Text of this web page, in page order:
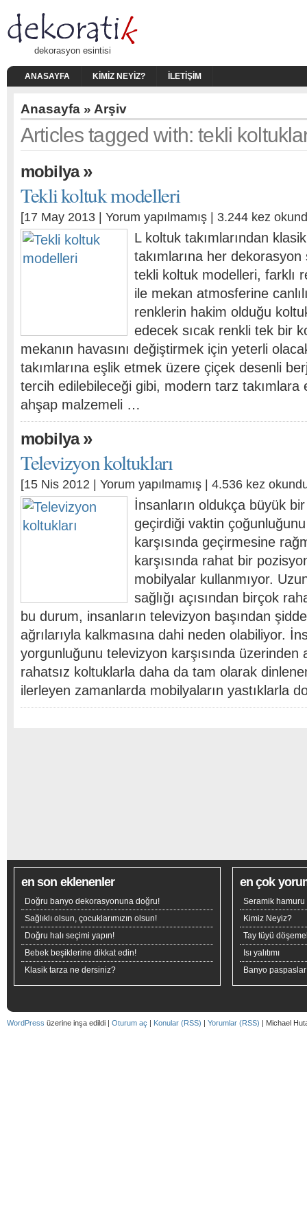
dekorasyon esintisi
ANASAYFA KIMIZ NEYIZ? İLETIŞIM
Anasayfa » Arşiv
Articles tagged with: tekli
mobilya»
Tekli koltuk modelleri
[17 May 2013 | Yorum yapılmamış | 3.244 kez
L koltuk takımlarından
takımlarına her dekorasyon
tekli koltuk modelleri, farklı
ile mekan atmosferine
renklerin hakim olduğu
edecek sıcak renkli tek bir
mekanın havasını değiştirmek için yeterli
takımlarına eşlik etmek üzere çiçek desenli
tercih edilebileceği gibi, modern tarz takımlara
ahşap malzemeli …
mobilya»
Televizyon koltukları
[15 Nis 2012 | Yorum yapılmamış | 4.536 kez
İnsanların oldukça büyük
geçirdiği vaktin
karşısında geçirmesine
karşısında rahat bir
mobilyalar kullanmıyor.
sağlığı açısından birçok
bu durum, insanların televizyon başından
ağrılarıyla kalkmasına dahi neden olabiliyor.
yorgunluğunu televizyon karşısında üzerinden
rahatsız koltuklarla daha da tam olarak
ilerleyen zamanlarda mobilyaların yastıklarla
en son eklenenler
Doğru banyo dekorasyonuna doğru!
Sağlıklı olsun, çocuklarımızın olsun!
Doğru halı seçimi yapın!
Bebek beşiklerine dikkat edin!
Klasik tarza ne dersiniz?
en çok
Seramik hamuru
Kimiz Neyiz?
Tay tüyü
Isı yalıtımı
Banyo
WordPress üzerine inşa edildi | Oturum aç | Konular (RSS) | Yorumlar (RSS) | Michael